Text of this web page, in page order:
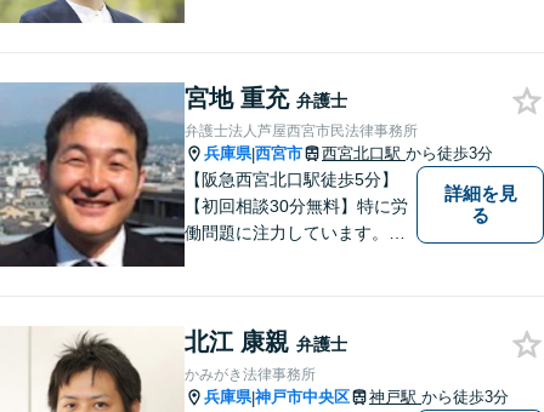
るため全力を尽くして法的サ
ポートをいたします。どんな
ことでもご遠慮なくご相談く
ださい。
宮地 重充 弁護士
弁護士法人芦屋西宮市民法律事務所
兵庫県|西宮市 西宮北口駅 から徒歩3分
【阪急西宮北口駅徒歩5分】
【初回相談30分無料】特に労
働問題に注力しています。残
民事事件，家事事件，刑事事
件も幅広く取り扱っておりま
す。
詳細を見
る
北江 康親 弁護士
かみがき法律事務所
兵庫県|神戸市中央区 神戸駅 から徒歩3分